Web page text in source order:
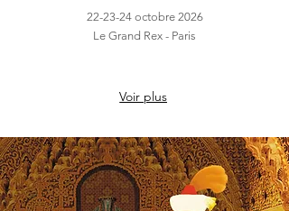
22-23-24 octobre 2026
Le Grand Rex - Paris
Voir plus